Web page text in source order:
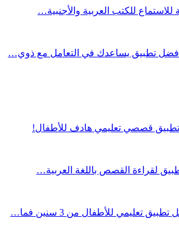
تطبيق يساعدك في التعامل مع ذوي…
قصصي تعليمي هادف للأطفال!
لقراءة القصص باللغة العربية…